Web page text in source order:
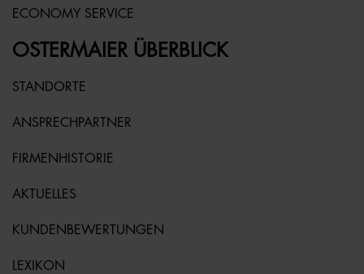
ECONOMY SERVICE
OSTERMAIER ÜBERBLICK
STANDORTE
ANSPRECHPARTNER
FIRMENHISTORIE
AKTUELLES
KUNDENBEWERTUNGEN
LEXIKON